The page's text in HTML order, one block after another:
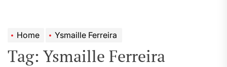
Home Ysmaille Ferreira
Tag: Ysmaille Ferreira